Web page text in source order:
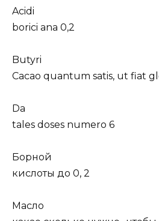
Acidi
borici ana 0,2
Butyri
Cacao quantum satis, ut fiat
Da
tales doses numero 6
Борной
кислоты до 0, 2
Масло